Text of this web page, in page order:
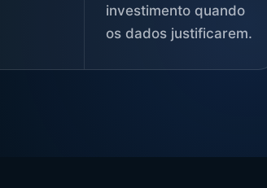
investimento quando
os dados justificarem.